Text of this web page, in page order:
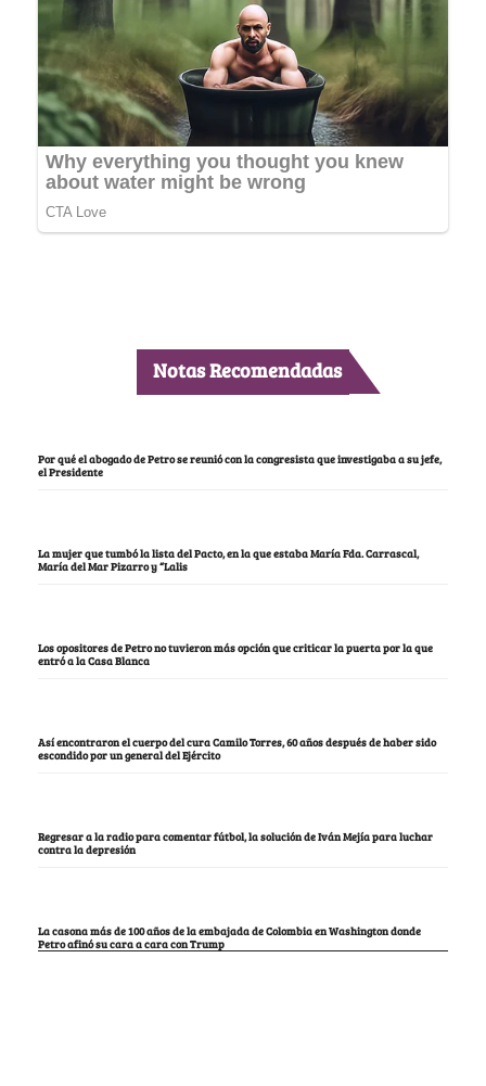
Notas Recomendadas
Por qué el abogado de Petro se reunió con la congresista que investigaba a su jefe,
el Presidente
La mujer que tumbó la lista del Pacto, en la que estaba María Fda. Carrascal,
María del Mar Pizarro y “Lalis
Los opositores de Petro no tuvieron más opción que criticar la puerta por la que
entró a la Casa Blanca
Así encontraron el cuerpo del cura Camilo Torres, 60 años después de haber sido
escondido por un general del Ejército
Regresar a la radio para comentar fútbol, la solución de Iván Mejía para luchar
contra la depresión
La casona más de 100 años de la embajada de Colombia en Washington donde
Petro afinó su cara a cara con Trump